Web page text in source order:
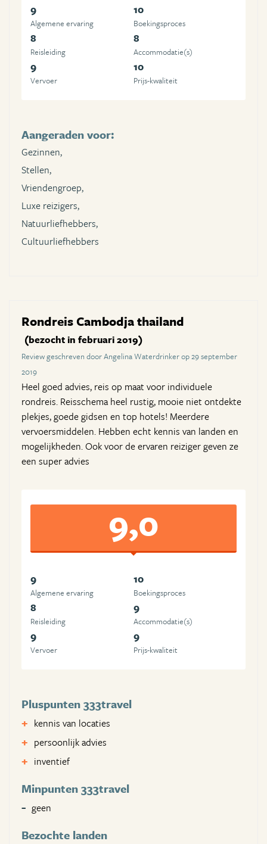
9
Algemene ervaring
10
Boekingsproces
8
Reisleiding
8
Accommodatie(s)
9
Vervoer
10
Prijs-kwaliteit
Aangeraden voor:
Gezinnen,
Stellen,
Vriendengroep,
Luxe reizigers,
Natuurliefhebbers,
Cultuurliefhebbers
Rondreis Cambodja thailand
(bezocht in februari 2019)
Review geschreven door Angelina Waterdrinker op 29 september
2019
Heel goed advies, reis op maat voor individuele
rondreis. Reisschema heel rustig, mooie niet ontdekte
plekjes, goede gidsen en top hotels! Meerdere
vervoersmiddelen. Hebben echt kennis van landen en
mogelijkheden. Ook voor de ervaren reiziger geven ze
een super advies
9,0
9
Algemene ervaring
10
Boekingsproces
8
Reisleiding
9
Accommodatie(s)
9
Vervoer
9
Prijs-kwaliteit
Pluspunten 333travel
kennis van locaties
persoonlijk advies
inventief
Minpunten 333travel
geen
Bezochte landen